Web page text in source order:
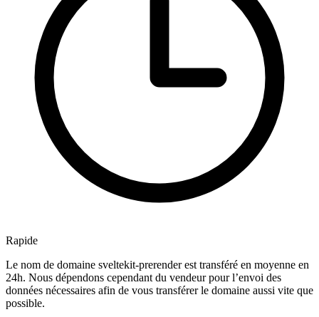
Rapide
Le nom de domaine sveltekit-prerender est transféré en moyenne en
24h. Nous dépendons cependant du vendeur pour l’envoi des
données nécessaires afin de vous transférer le domaine aussi vite que
possible.